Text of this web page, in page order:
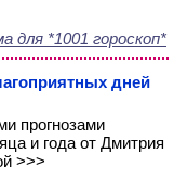
для *1001 гороскоп*
дней
прогнозами
и года от Дмитрия
>>>